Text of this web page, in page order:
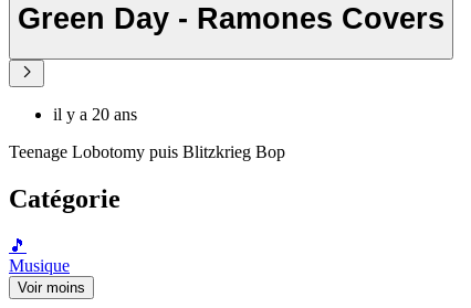
Green Day - Ramones Covers
il y a 20 ans
Teenage Lobotomy puis Blitzkrieg Bop
Catégorie
🎵
Musique
Voir moins